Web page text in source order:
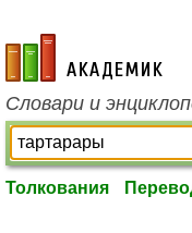
academic.ru
Словари и
Толкования